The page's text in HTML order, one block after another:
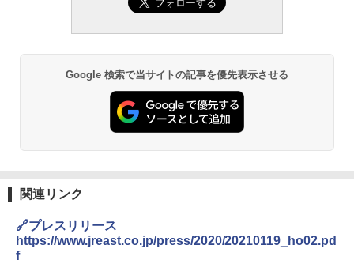
Google 検索で当サイトの記事を優先表示させる
関連リンク
🔗プレスリリース
https://www.jreast.co.jp/press/2020/20210119_ho02.pd
f